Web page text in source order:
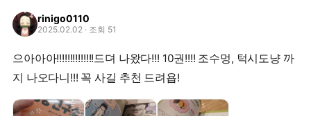
rinigo0110
2025.02.02 · 조회 51
으아아아!!!!!!!!!!!!!!드뎌 나왔다!!! 10권!!!! 조수멍, 턱시도냥 까
지 나오다니!!! 꼭 사길 추천 드려욥!